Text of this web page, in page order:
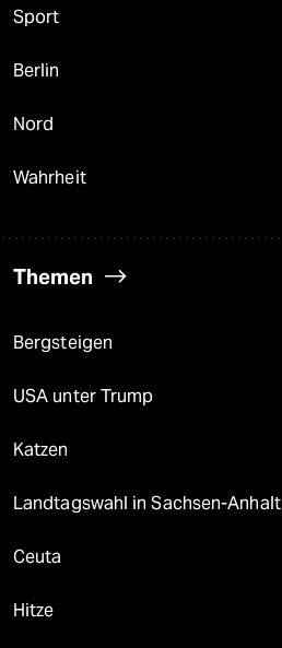
Sport
Berlin
Nord
Wahrheit
Themen
Bergsteigen
USA unter Trump
Katzen
Landtagswahl in Sachsen-Anhalt
Ceuta
Hitze